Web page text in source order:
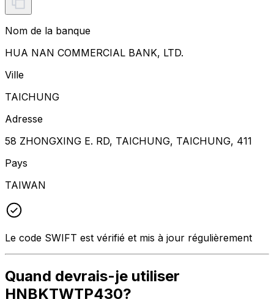
Nom de la banque
HUA NAN COMMERCIAL BANK, LTD.
Ville
TAICHUNG
Adresse
58 ZHONGXING E. RD, TAICHUNG, TAICHUNG, 411
Pays
TAIWAN
Le code SWIFT est vérifié et mis à jour régulièrement
Quand devrais-je utiliser
HNBKTWTP430?